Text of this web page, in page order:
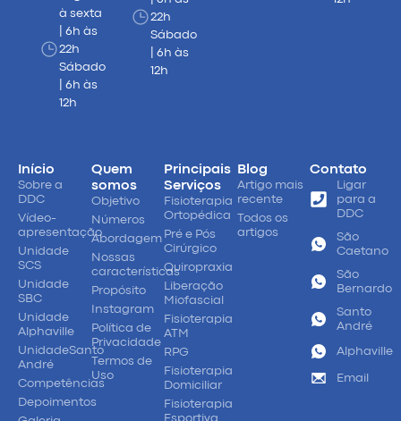
à sexta
| 6h às
22h
Sábado
| 6h às
12h
22h
Sábado
| 6h às
12h
Início
Sobre a
DDC
Vídeo-
apresentação
Unidade
SCS
Unidade
SBC
Unidade
Alphaville
UnidadeSanto
André
Competências
Depoimentos
Quem
somos
Objetivo
Números
Abordagem
Nossas
características
Propósito
Instagram
Política de
Privacidade
Termos de
Uso
Principais
Serviços
Fisioterapia
Ortopédica
Pré e Pós
Cirúrgico
Quiropraxia
Liberação
Miofascial
Fisioterapia
ATM
RPG
Fisioterapia
Domiciliar
Fisioterapia
Esportiva
Blog
Artigo mais
recente
Todos os
artigos
Contato
Ligar
para a
DDC
São
Caetano
São
Bernardo
Santo
André
Alphaville
Email